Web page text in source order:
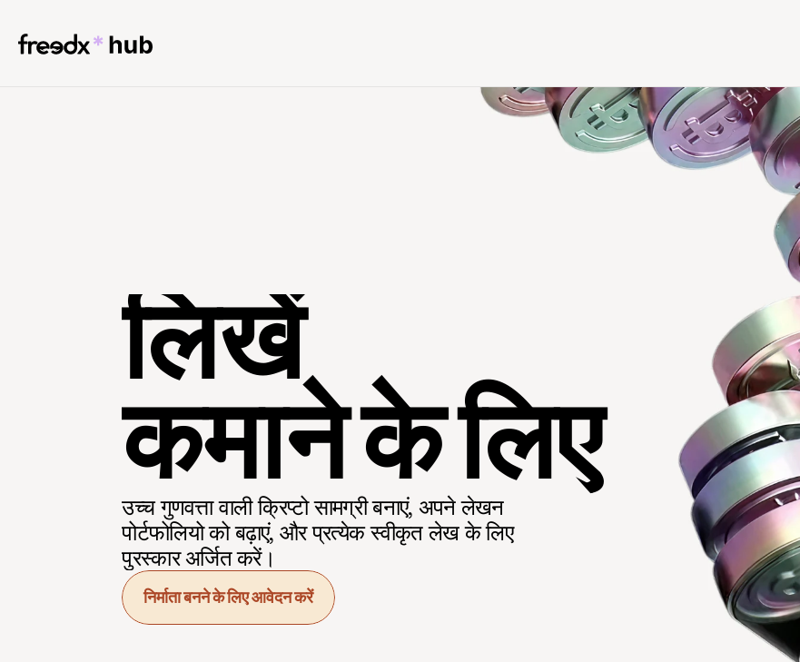
लिखें
कमाने के लिए
उच्च गुणवत्ता वाली क्रिप्टो सामग्री बनाएं, अपने लेखन
पोर्टफोलियो को बढ़ाएं, और प्रत्येक स्वीकृत लेख के लिए
पुरस्कार अर्जित करें।
निर्माता बनने के लिए आवेदन करें